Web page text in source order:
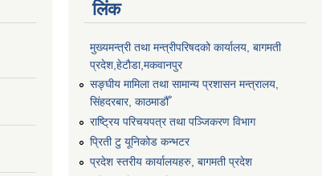
लिंक
मुख्यमन्त्री तथा मन्त्रीपरिषदको कार्यालय, बागमती
प्रदेश,हेटाैडा,मकवानपुर
सङ्‍घीय मामिला तथा सामान्य प्रशासन मन्त्रालय,
सिंहदरबार, काठमाडौँ
राष्ट्रिय परिचयपत्र तथा पञ्जिकरण विभाग
प्रिती टु यूनिकोड कन्भटर
प्रदेश स्तरीय कार्यालयहरु, बागमती प्रदेश